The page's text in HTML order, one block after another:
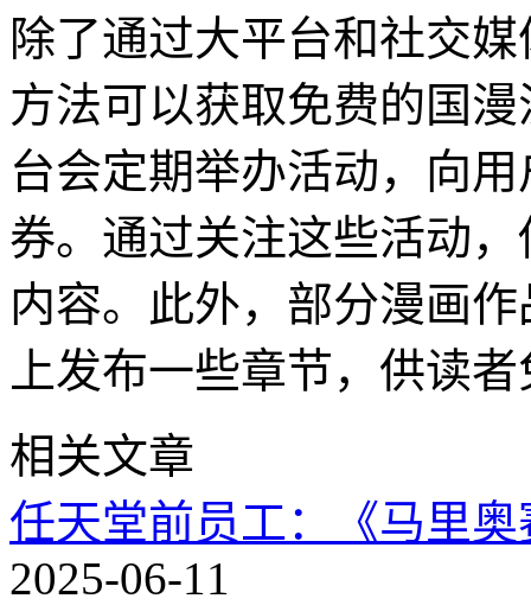
除了通过大平台和社交
方法可以获取免费的国
台会定期举办活动，向
券。通过关注这些活动
内容。此外，部分漫画
上发布一些章节，供读
相关文章
任天堂前员工：《马里
2025-06-11